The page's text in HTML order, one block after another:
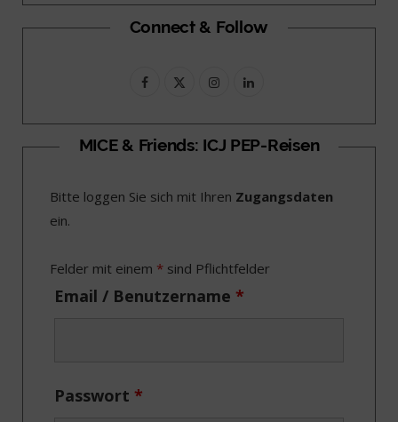
Connect & Follow
F
c
b
k
T
i
e
I
s
a
r
a
L
n
e
I
MICE & Friends: ICJ PEP-Reisen
Bitte loggen Sie sich mit Ihren Zugangsdaten
ein.
Felder mit einem * sind Pflichtfelder
Email / Benutzername *
Passwort *